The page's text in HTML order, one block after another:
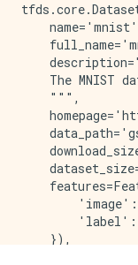
The MNIST
    """,
    }),